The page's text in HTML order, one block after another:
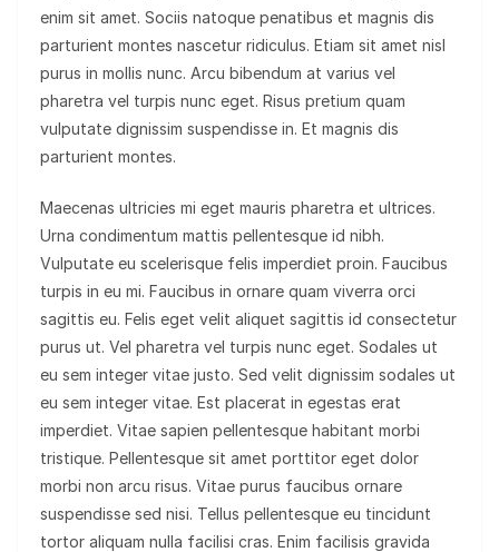
enim sit amet. Sociis natoque penatibus et magnis dis
parturient montes nascetur ridiculus. Etiam sit amet nisl
purus in mollis nunc. Arcu bibendum at varius vel
pharetra vel turpis nunc eget. Risus pretium quam
vulputate dignissim suspendisse in. Et magnis dis
parturient montes.
Maecenas ultricies mi eget mauris pharetra et ultrices.
Urna condimentum mattis pellentesque id nibh.
Vulputate eu scelerisque felis imperdiet proin. Faucibus
turpis in eu mi. Faucibus in ornare quam viverra orci
sagittis eu. Felis eget velit aliquet sagittis id consectetur
purus ut. Vel pharetra vel turpis nunc eget. Sodales ut
eu sem integer vitae justo. Sed velit dignissim sodales ut
eu sem integer vitae. Est placerat in egestas erat
imperdiet. Vitae sapien pellentesque habitant morbi
tristique. Pellentesque sit amet porttitor eget dolor
morbi non arcu risus. Vitae purus faucibus ornare
suspendisse sed nisi. Tellus pellentesque eu tincidunt
tortor aliquam nulla facilisi cras. Enim facilisis gravida